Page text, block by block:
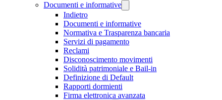
Documenti e informative
Indietro
Documenti e informative
Normativa e Trasparenza bancaria
Servizi di pagamento
Reclami
Disconoscimento movimenti
Solidità patrimoniale e Bail-in
Definizione di Default
Rapporti dormienti
Firma elettronica avanzata